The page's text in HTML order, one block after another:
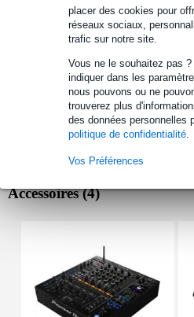
placer des cookies pour
réseaux sociaux,
trafic sur notre site.
Vous ne le souhaitez pas
indiquer dans les
nous pouvons ou ne
trouverez plus
des données personnelles
politique de confidentialité
Vos Préférences
Accessoires (4)